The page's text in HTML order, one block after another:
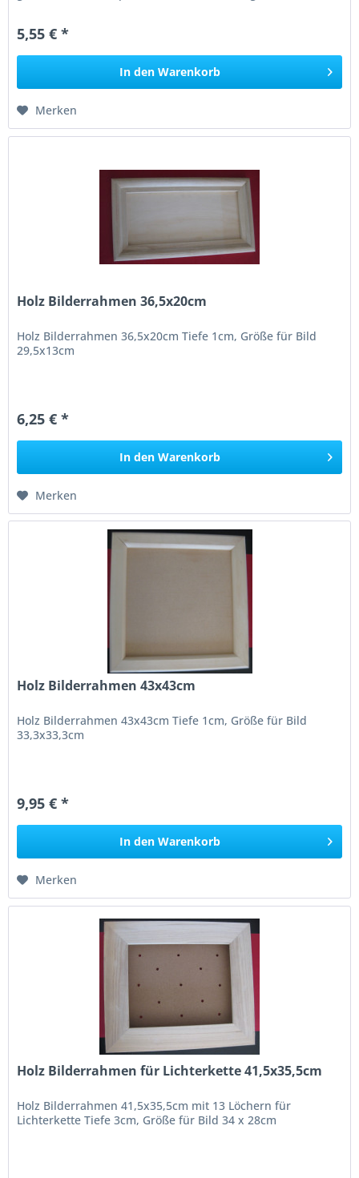
5,55 € *
In den Warenkorb
Merken
Holz Bilderrahmen 36,5x20cm
Holz Bilderrahmen 36,5x20cm Tiefe 1cm, Größe für Bild
29,5x13cm
6,25 € *
In den Warenkorb
Merken
Holz Bilderrahmen 43x43cm
Holz Bilderrahmen 43x43cm Tiefe 1cm, Größe für Bild
33,3x33,3cm
9,95 € *
In den Warenkorb
Merken
Holz Bilderrahmen für Lichterkette 41,5x35,5cm
Holz Bilderrahmen 41,5x35,5cm mit 13 Löchern für
Lichterkette Tiefe 3cm, Größe für Bild 34 x 28cm